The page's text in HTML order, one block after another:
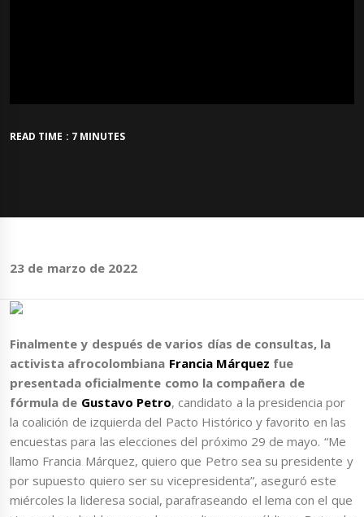
READ TIME : 7 MINUTES
23 de marzo de 2022
Finalmente y después de varios días de consultas, la
activista afrocolombiana Francia Márquez fue
presentada oficialmente como la compañera de
fórmula de Gustavo Petro, candidato a la presidencia por
la coalición de izquierda del Pacto Histórico y favorito en las
encuestas para las elecciones del próximo 29 de mayo. “Me
llamo Francia Márquez, quiero que Petro sea su presidente y
por supuesto quiero ser su vicepresidenta”, aseguró este
miércoles la lideresa social, parafraseando el lema con el que